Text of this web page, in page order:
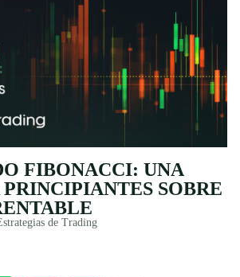
FIBONACCI: UNA
SOBRE
de Trading